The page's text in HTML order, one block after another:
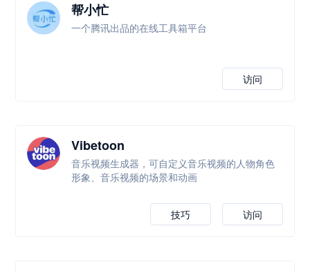
帮小忙
一个腾讯出品的在线工具箱平台
访问
Vibetoon
音乐视频生成器，可自定义音乐视频的人物角色
形象、音乐视频的场景和动画
访问
技巧